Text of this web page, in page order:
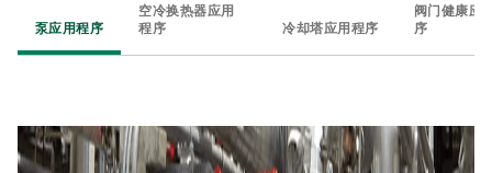
泵应用程序​
空冷换热器应用
程序​
冷却塔应用程序​
阀门健康应
序​